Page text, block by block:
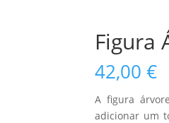
Figura
42,00€
A figura
adicionar um